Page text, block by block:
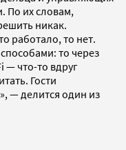
По их словам,
никак.
работало, то нет.
то через
— что-то вдруг
Гости
— делится один из